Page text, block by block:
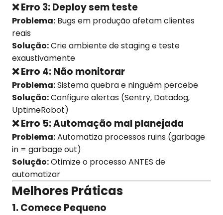
❌ Erro 3: Deploy sem teste
Problema: Bugs em produção afetam clientes
reais
Solução:Crie ambiente de staging e teste
exaustivamente
❌ Erro 4: Não monitorar
Problema:Sistema quebra e ninguém percebe
Solução:Configure alertas (Sentry, Datadog,
UptimeRobot)
❌ Erro 5: Automação mal planejada
Problema:Automatiza processos ruins (garbage
in = garbage out)
Solução:Otimize o processo ANTES de
automatizar
Melhores Práticas
1. Comece Pequeno